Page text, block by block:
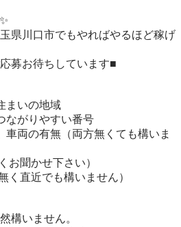
県川口市でもやればやるほど稼げ
募お待ちしています■
まいの地域
ながりやすい番号
車両の有無（両方無くても構いま
お聞かせ下さい）
く直近でも構いません）
構いません。